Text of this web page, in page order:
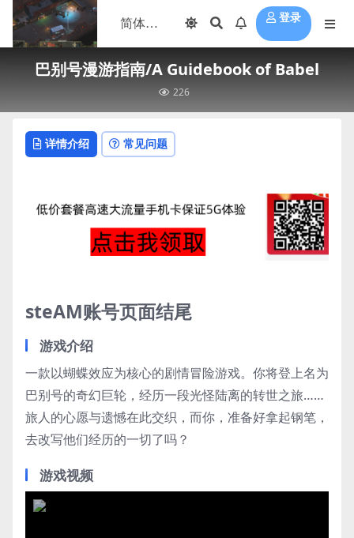
登录
巴别号漫游指南/A Guidebook of Babel
226
详情介绍 常见问题
steAM账号页面结尾
游戏介绍
一款以蝴蝶效应为核心的剧情冒险游戏。你将登上名为
巴别号的奇幻巨轮，经历一段光怪陆离的转世之旅……
旅人的心愿与遗憾在此交织，而你，准备好拿起钢笔，
去改写他们经历的一切了吗？
游戏视频